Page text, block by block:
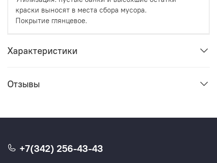
краски выносят в места сбора мусора.
Покрытие глянцевое.
Характеристики
Отзывы
+7(342) 256-43-43